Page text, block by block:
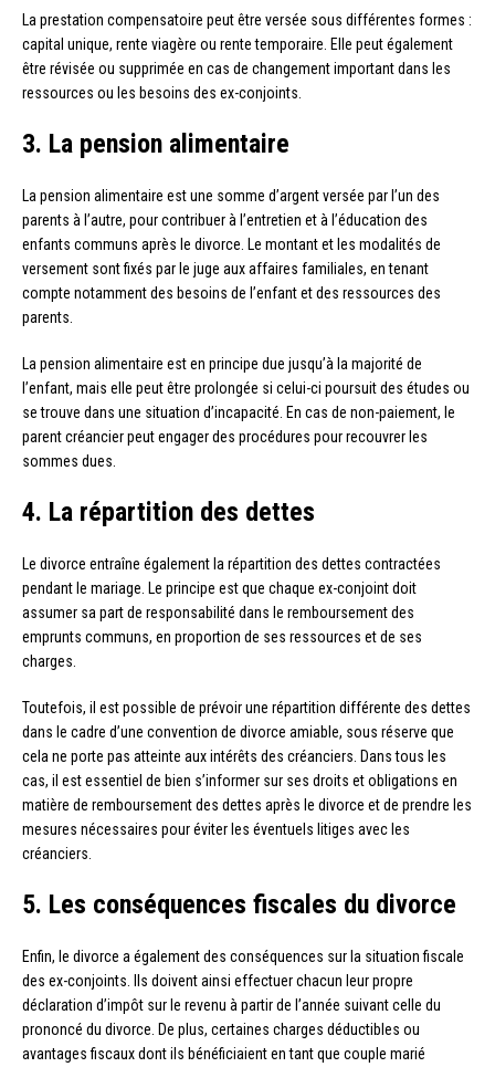
La prestation compensatoire peut être versée sous différentes formes :
capital unique, rente viagère ou rente temporaire. Elle peut également
être révisée ou supprimée en cas de changement important dans les
ressources ou les besoins des ex-conjoints.
3. La pension alimentaire
La pension alimentaire est une somme d’argent versée par l’un des
parents à l’autre, pour contribuer à l’entretien et à l’éducation des
enfants communs après le divorce. Le montant et les modalités de
versement sont fixés par le juge aux affaires familiales, en tenant
compte notamment des besoins de l’enfant et des ressources des
parents.
La pension alimentaire est en principe due jusqu’à la majorité de
l’enfant, mais elle peut être prolongée si celui-ci poursuit des études ou
se trouve dans une situation d’incapacité. En cas de non-paiement, le
parent créancier peut engager des procédures pour recouvrer les
sommes dues.
4. La répartition des dettes
Le divorce entraîne également la répartition des dettes contractées
pendant le mariage. Le principe est que chaque ex-conjoint doit
assumer sa part de responsabilité dans le remboursement des
emprunts communs, en proportion de ses ressources et de ses
charges.
Toutefois, il est possible de prévoir une répartition différente des dettes
dans le cadre d’une convention de divorce amiable, sous réserve que
cela ne porte pas atteinte aux intérêts des créanciers. Dans tous les
cas, il est essentiel de bien s’informer sur ses droits et obligations en
matière de remboursement des dettes après le divorce et de prendre les
mesures nécessaires pour éviter les éventuels litiges avec les
créanciers.
5. Les conséquences fiscales du divorce
Enfin, le divorce a également des conséquences sur la situation fiscale
des ex-conjoints. Ils doivent ainsi effectuer chacun leur propre
déclaration d’impôt sur le revenu à partir de l’année suivant celle du
prononcé du divorce. De plus, certaines charges déductibles ou
avantages fiscaux dont ils bénéficiaient en tant que couple marié